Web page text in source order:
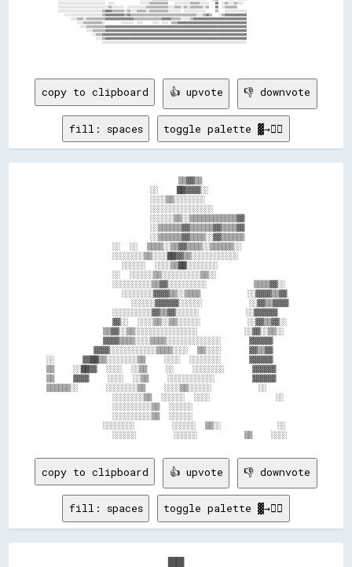
copy to clipboard 👍 upvote 👎 downvote
fill: spaces toggle palette ▓→✊🏽
                            ▒▒▓▓▒▒
                      ░░    ██▓▓▓▓░░
                      ░░░░▒▒░░░░░░░░
                      ░░░░░░░░░░░░░░░░
                      ░░░░░░▒▒░░▒▒▒▒▒▒▒▒▒▒▒▒▓▓
                      ░░▒▒▒▒▒▒▓▓▒▒▒▒▒▒▓▓▒▒▒▒▓▓
                      ░░▒▒▒▒▒▒▓▓▒▒▒▒░░▓▓▒▒▒▒▒▒
              ░░  ░░  ▒▒▒▒░░▒▒▓▓▒▒▒▒░░▒▒▒▒▒▒░░
              ░░░░░░░░▒▒░░░░██▓▓▒▒░░░░░░░░░░░░
                ░░░░░░  ░░░░▒▒██░░░░░░░░
              ░░  ░░░░░░▒▒░░░░░░░░░░▒▒░░
              ░░░░░░░░░░▒▒▓▓░░░░░░░░░░          ▒▒▒▒▓▓░░
                ░░░░░░░░▓▓▓▓▒▒░░▒▒▒▒          ░░▓▓▓▓▒▒▓▓
                  ░░░░░░▓▓▓▓▓▓░░░░░░          ░░▓▓▒▒▓▓▓▓
              ░░░░░░░░░░▓▓▒▒▓▓░░░░░░          ░░▓▓▓▓▓▓
              ▓▓░░  ░░░░▒▒░░▒▒░░░░░░          ░░▓▓▒▒▓▓░░
            ▒▒▓▓░░▒▒░░░░░░░░░░░░░░░░          ░░▓▓░░▒▒░░
            ▓▓▓▓▒▒▒▒░░░░▒▒▒▒░░░░░░░░░░░░░░      ▓▓▓▓▓▓
          ▓▓▓▓░░░░░░░░░░░░▒▒▒▒░░░░  ▒▒░░░░      ▓▓▒▒▓▓
░░      ▓▓██▒▒░░░░░░░░▒▒    ░░░░  ░░░░░░░░      ▓▓▓▓▓▓
▒▒    ░░██▓▓  ░░░░  ░░▒▒    ░░    ░░░░░░░░      ▓▓▓▓▓▓
▒▒    ▓▓▓▓    ░░░░  ░░▒▒    ░░░░░░░░░░░░        ▓▓▓▓▓▓
▒▒▒▒▒▒░░      ░░░░░░░░▒▒    ░░░░▒▒░░░░░░          ░░
              ░░░░░░░░▒▒  ░░░░░░  ░░░░              ░░
              ░░░░░░░░░░▒▒  ░░░░░░
              ░░░░░░░░░░▒▒  ░░░░░░
            ░░░░░░░░        ░░░░░░  ▒▒░░            ░░
copy to clipboard 👍 upvote 👎 downvote
fill: spaces toggle palette ▓→✊🏽